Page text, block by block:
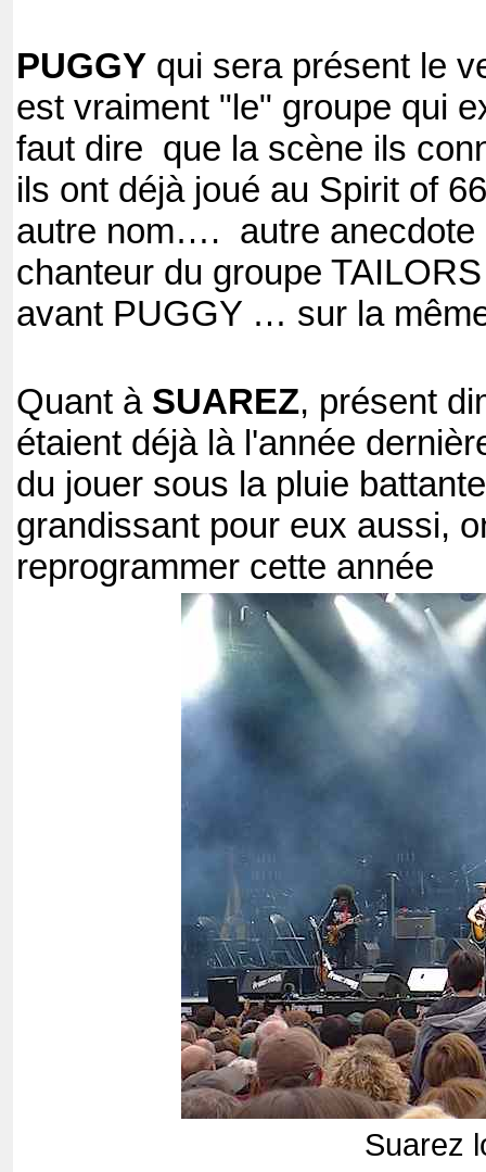
PUGGY qui sera présent le
est vraiment "le" groupe qui
faut dire que la scène ils
ils ont déjà joué au Spirit of
autre nom…. autre anecdote
chanteur du groupe
avant PUGGY … sur la
Quant à SUAREZ, présent
étaient déjà là l'année
du jouer sous la pluie
grandissant pour eux aussi,
reprogrammer cette année
Suarez